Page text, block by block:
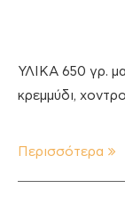
ΥΛΙΚΑ 650 γρ.
κρεμμύδι,
Περισσότερα